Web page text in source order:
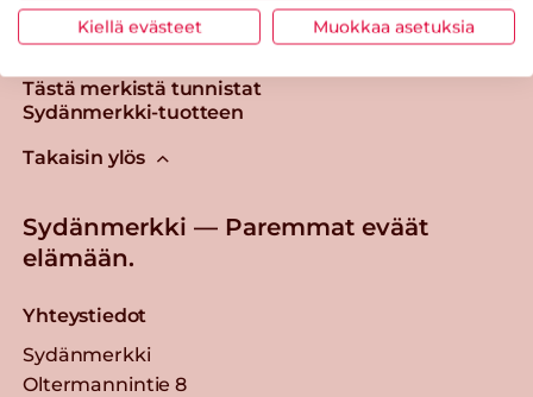
Tästä merkistä tunnistat
Sydänmerkki-tuotteen
Takaisin ylös
Sydänmerkki — Paremmat eväät
elämään.
Yhteystiedot
Sydänmerkki
Oltermannintie 8
Kiellä evästeet Muokkaa asetuksia